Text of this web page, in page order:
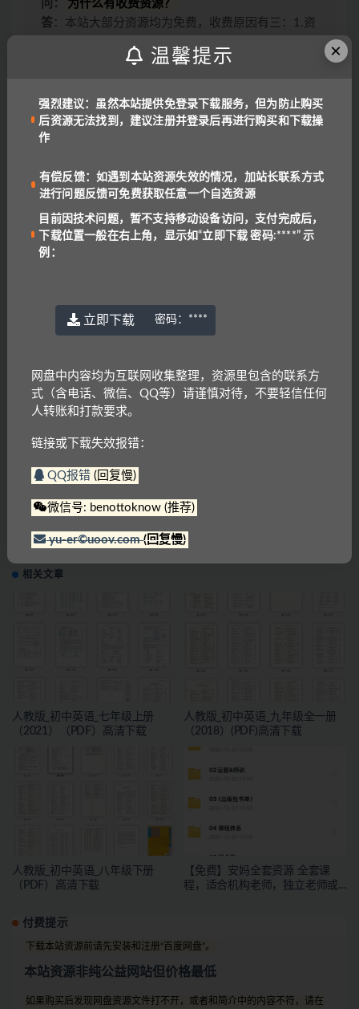
问：
为什么有收费资源？
答 ：本站大部分资源均为免费，收费原因有三：1.资
资源，3.本站独家资源
答：目前因技术问题，暂不支持移动设备访问，支付
后下载位置一般在右上角，显示为“立即下载 密
码:****”
答：为了避免大家在线直接解压！密码一般是：
www.yu-er.com ， yu-er.com 或者 29901943
温馨提示1：为了网盘内容持续有效，请勿在线解压
文件，甚至可能会产生额外的费用。
温馨提示2
链接或下载失效报错：
QQ报错
PEP
人教版_初中英语_七年级上册（2021）（PDF）高清下
北大出版 《西班牙语语法新编》(PDF)高清下载
相关文章
人教版_初中英语_七年级上册
（2021）（PDF）高清下载
人教版_初中英语_九年级全一册
（2018）(PDF)高清下载
人教版_初中英语_八年级下册
（PDF）高清下载
【免费】安妈全套资源 全套课
程，适合机构老师，独立老师或
付费提示
下载本站资源前请先安装和注册“百度网盘”。
本站资源非纯公益网站但价格最低
如果购买后发现网盘资源文件打不开，或者和简介中的内容不符，请在
×
温馨提示
强烈建议：虽然本站提供免登录下载服务，但为防止购买
后资源无法找到，建议注册并登录后再进行购买和下载操
作
有偿反馈：如遇到本站资源失效的情况，加站长联系方式
进行问题反馈可免费获取任意一个自选资源
目前因技术问题，暂不支持移动设备访问，支付完成后，
下载位置一般在右上角，显示如“立即下载 密码:****” 示
例：
立即下载 密码： ****
网盘中内容均为互联网收集整理，资源里包含的联系方
式（含电话、微信、QQ等）请谨慎对待，不要轻信任何
人转账和打款要求。
链接或下载失效报错：
QQ报错(回复慢)
微信号: benottoknow (推荐)
yu-er©uoov.com(回复慢)